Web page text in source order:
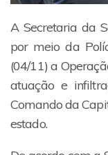
A Secretaria da
por meio da
(04/11) a
atuação e
Comando da
estado.